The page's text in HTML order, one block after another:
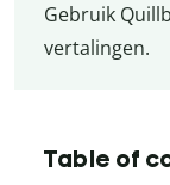
Gebruik
vertalingen.
Table of